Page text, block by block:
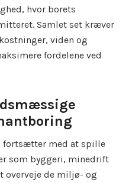
hvor borets
Samlet set kræver
viden og
fordelene ved
fortsætter med at spille
som byggeri, minedrift
overveje de miljø- og